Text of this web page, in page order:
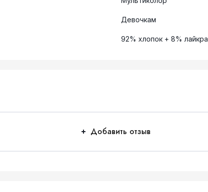
Девочкам
92% хлопок + 8% лайкра
Добавить отзыв